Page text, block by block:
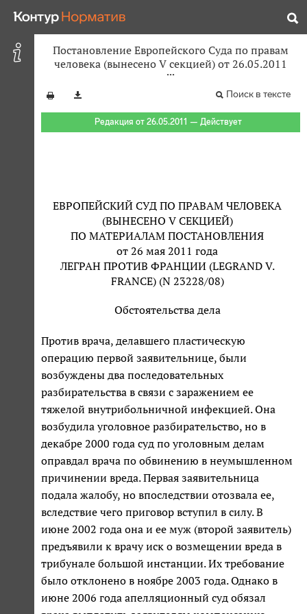
Постановление Европейского Суда по правам
человека (вынесено V секцией) от 26.05.2011
Поиск в тексте
Редакция от 26.05.2011 — Действует
ЕВРОПЕЙСКИЙ СУД ПО ПРАВАМ ЧЕЛОВЕКА
(ВЫНЕСЕНО V СЕКЦИЕЙ)
ПО МАТЕРИАЛАМ ПОСТАНОВЛЕНИЯ
от 26 мая 2011 года
ЛЕГРАН ПРОТИВ ФРАНЦИИ (LEGRAND V.
FRANCE) (N 23228/08)
Обстоятельства дела
Против врача, делавшего пластическую
операцию первой заявительнице, были
возбуждены два последовательных
разбирательства в связи с заражением ее
тяжелой внутрибольничной инфекцией. Она
возбудила уголовное разбирательство, но в
декабре 2000 года суд по уголовным делам
оправдал врача по обвинению в неумышленном
причинении вреда. Первая заявительница
подала жалобу, но впоследствии отозвала ее,
вследствие чего приговор вступил в силу. В
июне 2002 года она и ее муж (второй заявитель)
предъявили к врачу иск о возмещении вреда в
трибунале большой инстанции. Их требование
было отклонено в ноябре 2003 года. Однако в
июне 2006 года апелляционный суд обязал